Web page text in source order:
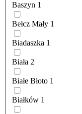
Baszyn 1
Bełcz Mały 1
Biadaszka 1
Biała 2
Białe Błoto 1
Białków 1